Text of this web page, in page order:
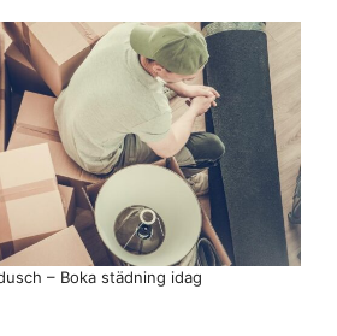
– Boka städning idag